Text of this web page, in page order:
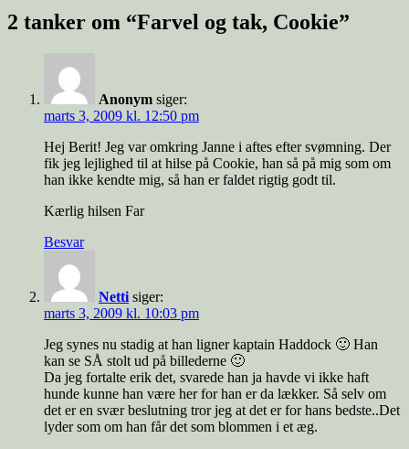
2 tanker om “Farvel og tak, Cookie”
Anonym siger:
marts 3, 2009 kl. 12:50 pm
Hej Berit! Jeg var omkring Janne i aftes efter svømning. Der
fik jeg lejlighed til at hilse på Cookie, han så på mig som om
han ikke kendte mig, så han er faldet rigtig godt til.
Kærlig hilsen Far
Besvar
Netti siger:
marts 3, 2009 kl. 10:03 pm
Jeg synes nu stadig at han ligner kaptain Haddock 🙂 Han
kan se SÅ stolt ud på billederne 🙂
Da jeg fortalte erik det, svarede han ja havde vi ikke haft
hunde kunne han være her for han er da lækker. Så selv om
det er en svær beslutning tror jeg at det er for hans bedste..Det
lyder som om han får det som blommen i et æg.